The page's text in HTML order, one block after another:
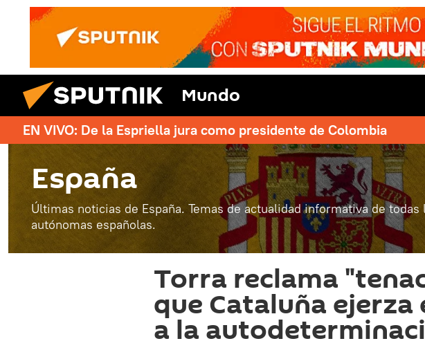
Mundo
EN VIVO: De la Espriella jura como presidente de Colombia
España
Últimas noticias de España. Temas de actualidad informativa de todas
autónomas españolas.
Torra reclama
que Cataluña ejerza
a la